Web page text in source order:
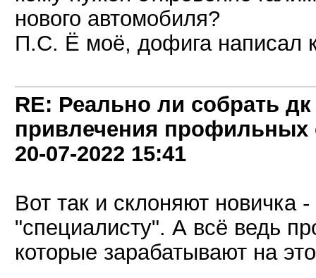
нового автомобиля?
П.С. Ё моё, дофига написал
RE: Реально ли собрать
привлечения профильных
20-07-2022 15:41
Вот так и склоняют новичка
"специалисту". А всё ведь
которые зарабатывают на